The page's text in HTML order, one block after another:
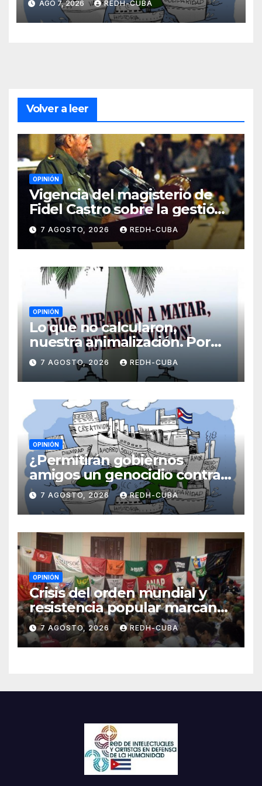
Blanch
AGO 7, 2026 REDH-CUBA
Volver a leer
OPINIÓN
Vigencia del magisterio de
Fidel Castro sobre la gestión
del liderazgo revolucionario.
Por Jorge Luís Guach Estévez
7 AGOSTO, 2026 REDH-CUBA
OPINIÓN
Lo que no calcularon,
nuestra animalización. Por
Laidi Fernández de Juan
7 AGOSTO, 2026 REDH-CUBA
OPINIÓN
¿Permitirán gobiernos
amigos un genocidio contra
Cuba? Por Hedelberto López
Blanch
7 AGOSTO, 2026 REDH-CUBA
OPINIÓN
Crisis del orden mundial y
resistencia popular marcan
el inicio de la IV Asamblea
Continental de ALBA
Movimientos en Cuba
7 AGOSTO, 2026 REDH-CUBA